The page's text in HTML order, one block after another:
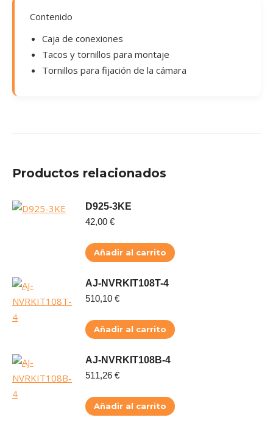
Contenido
Caja de conexiones
Tacos y tornillos para montaje
Tornillos para fijación de la cámara
Productos relacionados
D925-3KE
42,00 €
Añadir al carrito
AJ-NVRKIT108T-4
510,10 €
Añadir al carrito
AJ-NVRKIT108B-4
511,26 €
Añadir al carrito